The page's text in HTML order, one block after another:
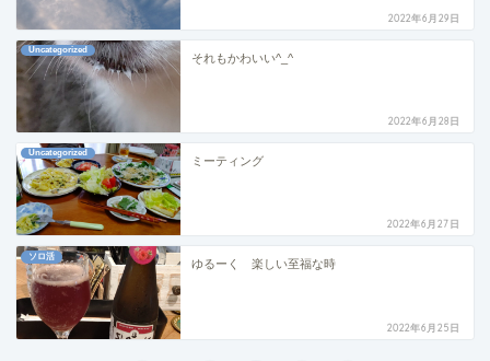
2022年6月29日
Uncategorized
それもかわいい^_^
2022年6月28日
Uncategorized
ミーティング
2022年6月27日
ソロ活
ゆるーく 楽しい至福な時
2022年6月25日